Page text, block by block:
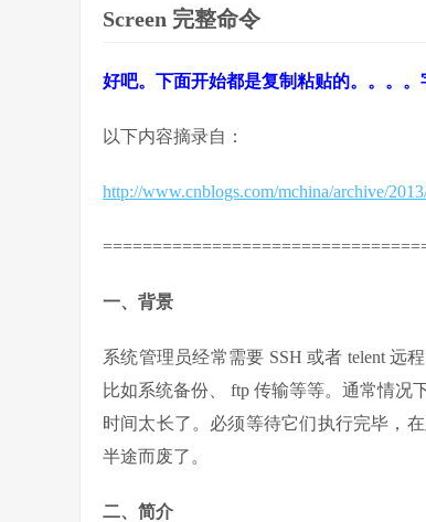
Screen 完整命令
好吧。下面开始都是复制粘贴的。。。
以下内容摘录自：
http://www.cnblogs.com/mchina/archive/
一、背景
系统管理员经常需要 SSH 或者 telent 远
比如系统备份、 ftp 传输等等。通常情况
时间太长了。必须等待它们执行完毕，
半途而废了。
二、简介